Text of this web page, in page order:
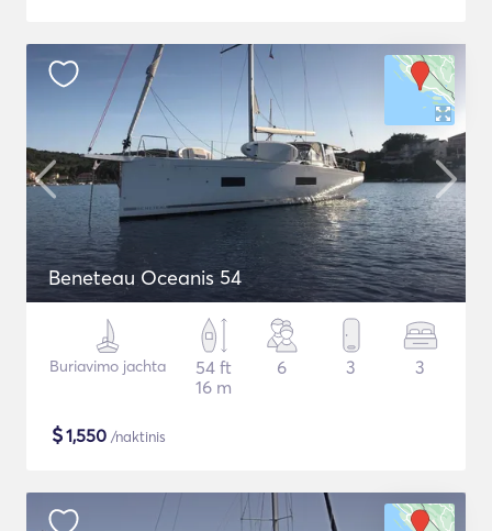
Beneteau Oceanis 54
Buriavimo jachta
54 ft
16 m
6 3 3
$1,550 /naktinis